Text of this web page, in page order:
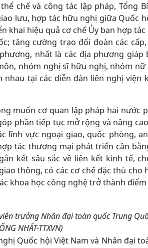
chế và công tác lập pháp, Tổng
lưu, hợp tác hữu nghị giữa Quốc
khai hiệu quả cơ chế Ủy ban hợp
tăng cường trao đổi đoàn các
nhất là các địa phương giáp
nhóm nghị sĩ hữu nghị, nhóm nữ
tại các diễn đàn liên nghị viện
muốn cơ quan lập pháp hai nước
phần tiếp tục mở rộng và nâng
lĩnh vực ngoại giao, quốc phòng,
tác thương mại phát triển cân
kết sâu sắc về liên kết kinh tế,
thông, có các cơ chế đặc thù cho
khoa học công nghệ trở thành điểm
trưởng Nhân đại toàn quốc Trung
NHẤT-TTXVN)
Quốc hội Việt Nam và Nhân đại